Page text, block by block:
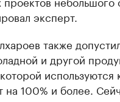
эксперт.
также
и другой
используются
на 100% и более.